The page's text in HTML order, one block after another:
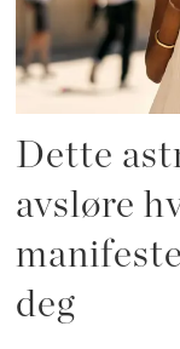
Dette
avsløre
deg